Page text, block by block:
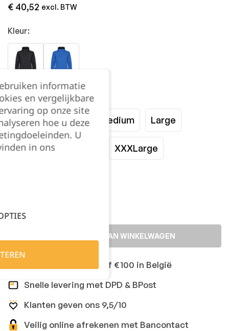
€ 40,52 excl. BTW
Kleur:
Maat:
XSmall Small Medium Large
XLarge XXXLarge
TOEVOEGEN AAN WINKELWAGEN
Gratis levering vanaf €100 in België
Snelle levering met DPD & BPost
Klanten geven ons 9,5/10
Veilig online afrekenen met Bancontact
informatie
en vergelijkbare
op onze site
hoe u deze
U
in ons